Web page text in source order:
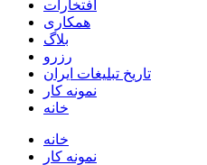
افتخارات
همکاری
بلاگ
رزرو
تاریخ تبلیغات ایران
نمونه کار
خانه
خانه
نمونه کار